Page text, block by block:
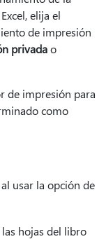
elija el
de impresión
privadao
de impresión para
como
usar la opción de
hojas del libro